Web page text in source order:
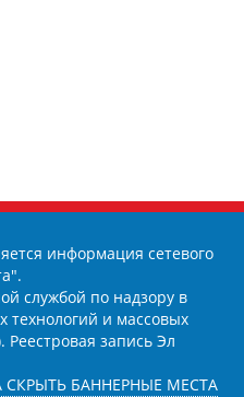
информация сетевого
службой по надзору в
и массовых
запись Эл
СКРЫТЬ БАННЕРНЫЕ МЕСТА